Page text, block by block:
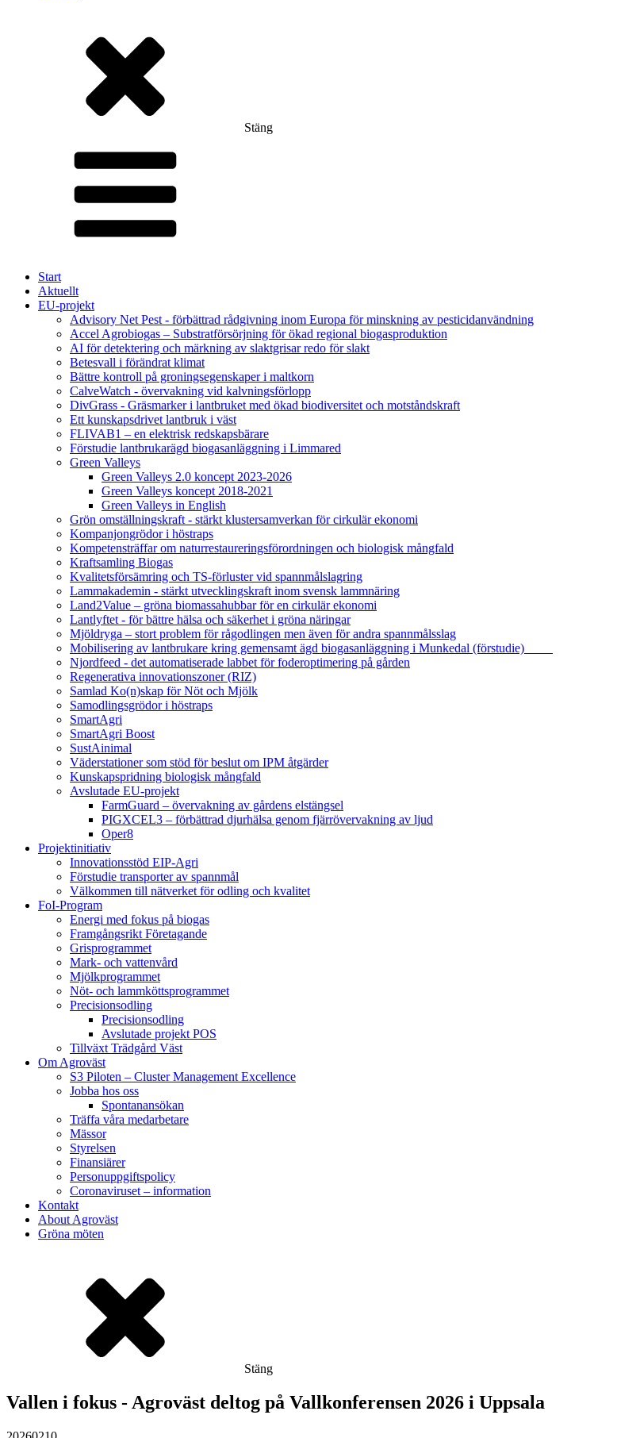
Stäng
Start
Aktuellt
EU-projekt
Advisory Net Pest - förbättrad rådgivning inom Europa för minskning av pesticidanvändning
Accel Agrobiogas – Substratförsörjning för ökad regional biogasproduktion
AI för detektering och märkning av slaktgrisar redo för slakt
Betesvall i förändrat klimat
Bättre kontroll på groningsegenskaper i maltkorn
CalveWatch - övervakning vid kalvningsförlopp
DivGrass - Gräsmarker i lantbruket med ökad biodiversitet och motståndskraft
Ett kunskapsdrivet lantbruk i väst
FLIVAB1 – en elektrisk redskapsbärare
Förstudie lantbrukarägd biogasanläggning i Limmared
Green Valleys
Green Valleys 2.0 koncept 2023-2026
Green Valleys koncept 2018-2021
Green Valleys in English
Grön omställningskraft - stärkt klustersamverkan för cirkulär ekonomi
Kompanjongrödor i höstraps
Kompetensträffar om naturrestaureringsförordningen och biologisk mångfald
Kraftsamling Biogas
Kvalitetsförsämring och TS-förluster vid spannmålslagring
Lammakademin - stärkt utvecklingskraft inom svensk lammnäring
Land2Value – gröna biomassahubbar för en cirkulär ekonomi
Lantlyftet - för bättre hälsa och säkerhet i gröna näringar
Mjöldryga – stort problem för rågodlingen men även för andra spannmålsslag
Mobilisering av lantbrukare kring gemensamt ägd biogasanläggning i Munkedal (förstudie)
Njordfeed - det automatiserade labbet för foderoptimering på gården
Regenerativa innovationszoner (RIZ)
Samlad Ko(n)skap för Nöt och Mjölk
Samodlingsgrödor i höstraps
SmartAgri
SmartAgri Boost
SustAinimal
Väderstationer som stöd för beslut om IPM åtgärder
Kunskapspridning biologisk mångfald
Avslutade EU-projekt
FarmGuard – övervakning av gårdens elstängsel
PIGXCEL3 – förbättrad djurhälsa genom fjärrövervakning av ljud
Oper8
Projektinitiativ
Innovationsstöd EIP-Agri
Förstudie transporter av spannmål
Välkommen till nätverket för odling och kvalitet
FoI-Program
Energi med fokus på biogas
Framgångsrikt Företagande
Grisprogrammet
Mark- och vattenvård
Mjölkprogrammet
Nöt- och lammköttsprogrammet
Precisionsodling
Precisionsodling
Avslutade projekt POS
Tillväxt Trädgård Väst
Om Agroväst
S3 Piloten – Cluster Management Excellence
Jobba hos oss
Spontanansökan
Träffa våra medarbetare
Mässor
Styrelsen
Finansiärer
Personuppgiftspolicy
Coronaviruset – information
Kontakt
About Agroväst
Gröna möten
Stäng
Vallen i fokus - Agroväst deltog på Vallkonferensen 2026 i Uppsala